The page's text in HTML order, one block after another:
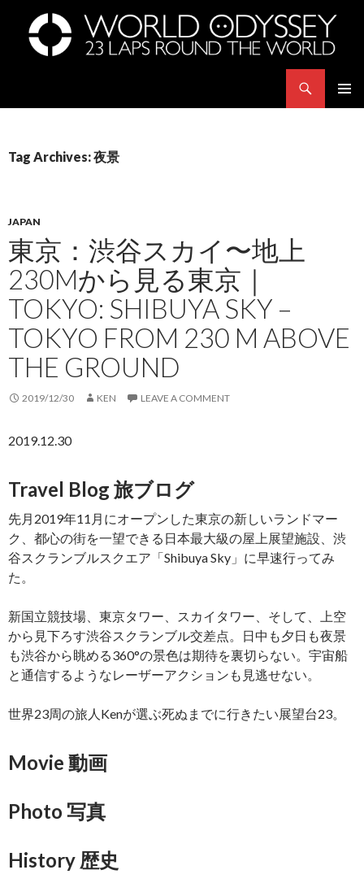
世界23周の旅｜WORLD ODYSSEY: 23 Laps Rond The World
Tag Archives: 夜景
JAPAN
東京：渋谷スカイ〜地上
230Mから見る東京｜
TOKYO: SHIBUYA SKY –
TOKYO FROM 230 M ABOVE
THE GROUND
2019/12/30 KEN LEAVE A COMMENT
2019.12.30
Travel Blog 旅ブログ
先月2019年11月にオープンした東京の新しいランドマー
ク、都心の街を一望できる日本最大級の屋上展望施設、渋
谷スクランブルスクエア「Shibuya Sky」に早速行ってみ
た。
新国立競技場、東京タワー、スカイタワー、そして、上空
から見下ろす渋谷スクランブル交差点。日中も夕日も夜景
も渋谷から眺める360°の景色は期待を裏切らない。宇宙船
と通信するようなレーザーアクションも見逃せない。
世界23周の旅人Kenが選ぶ死ぬまでに行きたい展望台23。
Movie 動画
Photo 写真
History 歴史